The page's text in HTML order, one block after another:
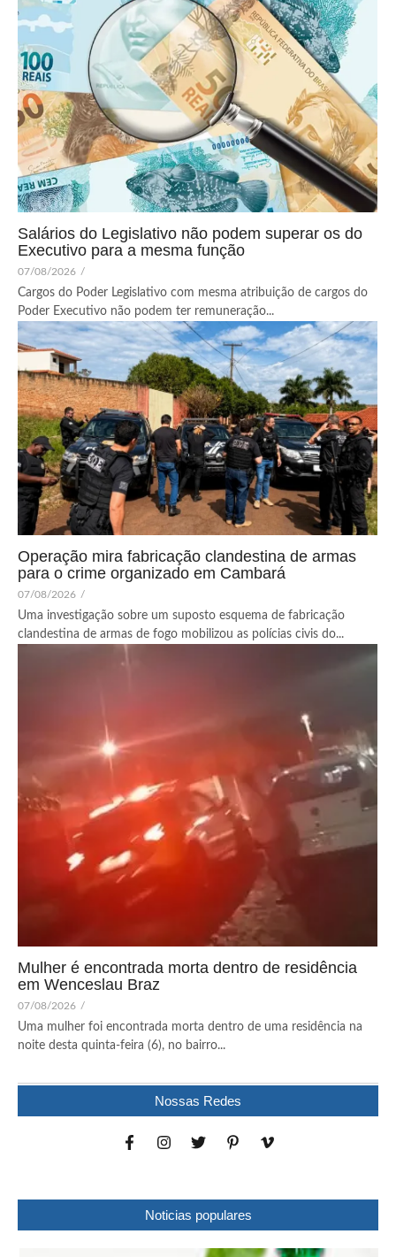
Salários do Legislativo não podem superar os do
Executivo para a mesma função
07/08/2026 /
Cargos do Poder Legislativo com mesma atribuição de cargos do
Poder Executivo não podem ter remuneração...
Operação mira fabricação clandestina de armas
para o crime organizado em Cambará
07/08/2026 /
Uma investigação sobre um suposto esquema de fabricação
clandestina de armas de fogo mobilizou as polícias civis do...
Mulher é encontrada morta dentro de residência
em Wenceslau Braz
07/08/2026 /
Uma mulher foi encontrada morta dentro de uma residência na
noite desta quinta-feira (6), no bairro...
Nossas Redes
Noticias populares